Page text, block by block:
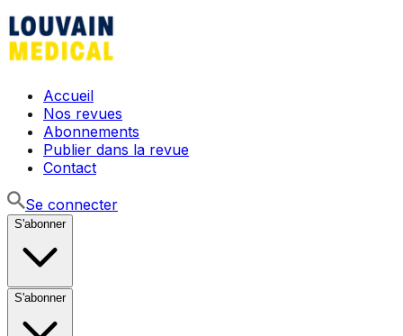
Accueil
Nos revues
Abonnements
Publier dans la revue
Contact
Se connecter
S'abonner
S'abonner